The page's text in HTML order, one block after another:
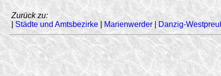
Zurück zu:
| Städte und Amtsbezirke|Marienwerder|Danzig-